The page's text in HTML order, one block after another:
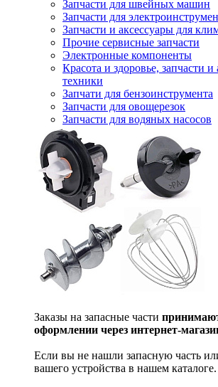
Запчасти для швейных машин
Запчасти для
Запчасти и аксессуары для
Прочие сервисные запчасти
Электронные компоненты
Красота и здоровье, запчасти и
техники
Запчати для бензоинструмента
Запчасти для овощерезок
Запчасти для водяных насосов
Заказы на запасные части
оформлении через интернет-
Если вы не нашли запасную часть
вашего устройства в нашем каталоге.